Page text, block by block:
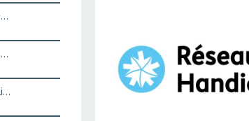
38 vidéos pour comprendre et agir durablement
Le taux d’emploi direct dans la fonction publique dépasse 6 % en 2025
L'alternance : un tremplin vers l'emploi aussi pour les personnes en situation de handicap